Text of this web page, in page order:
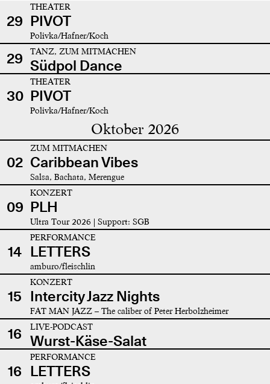
29
THEATER
PIVOT
Polivka/Hafner/Koch
29 TANZ, ZUM MITMACHEN
Südpol Dance
30
THEATER
PIVOT
Polivka/Hafner/Koch
Oktober 2026
02
ZUM MITMACHEN
Caribbean Vibes
Salsa, Bachata, Merengue
09
KONZERT
PLH
Ultra Tour 2026 | Support: SGB
14
PERFORMANCE
LETTERS
amburo/fleischlin
15
KONZERT
Intercity Jazz Nights
FAT MAN JAZZ – The caliber of Peter Herbolzheimer
16 LIVE-PODCAST
Wurst-Käse-Salat
16
PERFORMANCE
LETTERS